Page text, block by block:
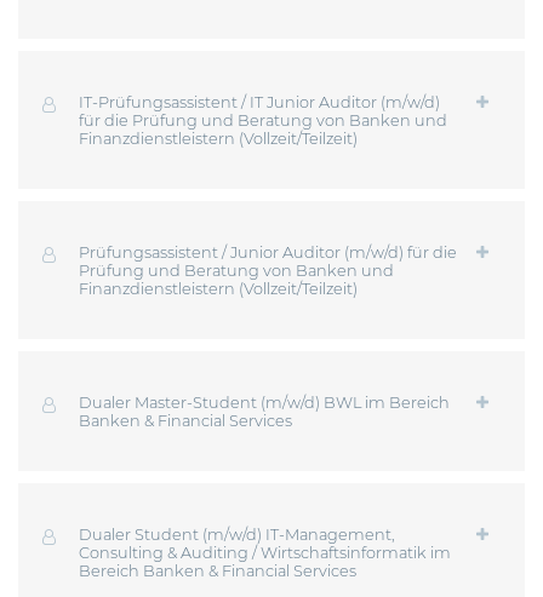
IT-Prüfungsassistent / IT Junior Auditor (m/w/d)
für die Prüfung und Beratung von Banken und
Finanzdienstleistern (Vollzeit/Teilzeit)
Prüfungsassistent / Junior Auditor (m/w/d) für die
Prüfung und Beratung von Banken und
Finanzdienstleistern (Vollzeit/Teilzeit)
Dualer Master-Student (m/w/d) BWL im Bereich
Banken & Financial Services
Dualer Student (m/w/d) IT-Management,
Consulting & Auditing / Wirtschaftsinformatik im
Bereich Banken & Financial Services